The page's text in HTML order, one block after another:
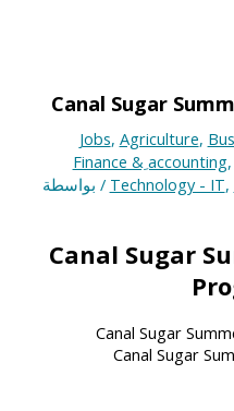
Canal Sugar
Jobs, Agriculture,
Finance & ِaccounting,
Technology - IT,
/ بواسطة
Canal Sugar
Canal Sugar